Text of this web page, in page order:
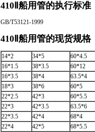
410Ⅱ船用管的执行标准
GB/T53121-1999
410Ⅱ船用管的现货规格
14*2 34*5
60*4.5
16*1.5
38*3.5
60*12
16*3.5
38*4
63.5*4
18*3
38*6
60*5
22*2.5
42*3
60*5.5
22*3
42*3.5
63.5*6
22*3.5
42*4
68*4
22*4
42*5
68*5.5